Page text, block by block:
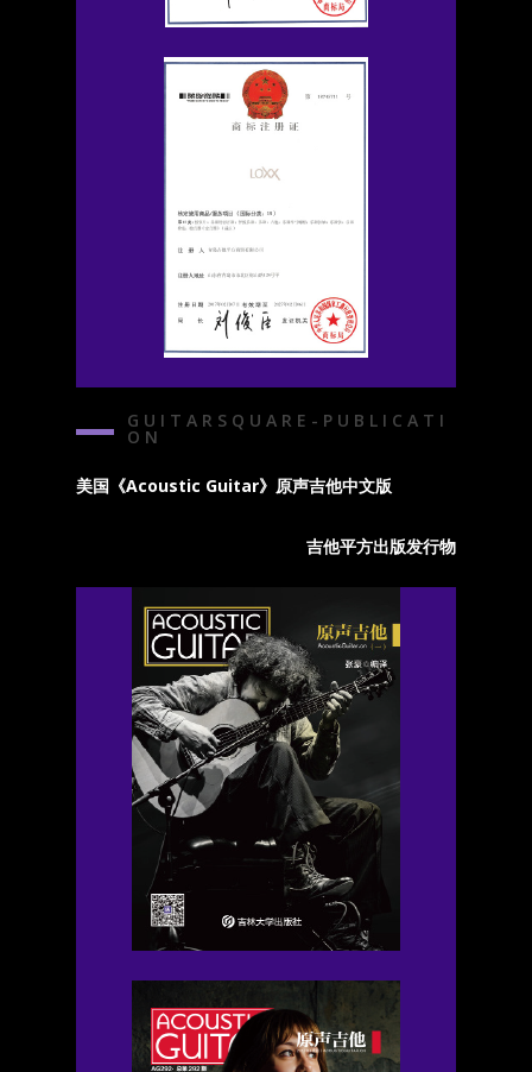
G U I T A R S Q U A R E - P U B L I C A T I
O N
美国《Acoustic Guitar》原声吉他中文版
吉他平方出版发行物